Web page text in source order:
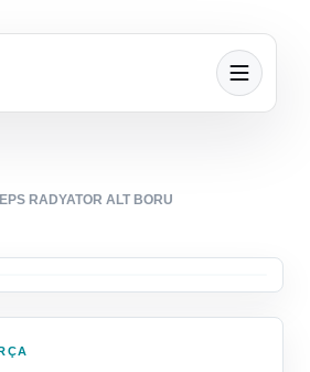
RADYATOR ALT BORU